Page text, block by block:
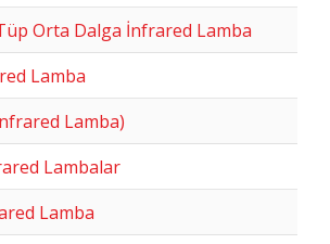
Orta Dalga İnfrared Lamba
Lamba
Lamba)
Lambalar
Lamba